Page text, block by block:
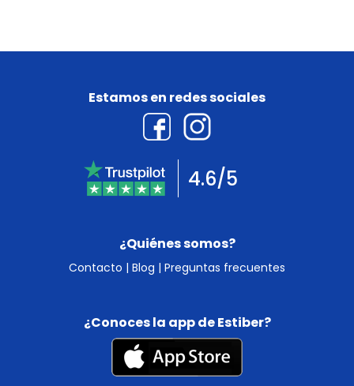
¿Quiénes somos?
Contacto | Blog | Preguntas frecuentes
Estamos en redes sociales
4.6/5
¿Conoces la app de Estiber?